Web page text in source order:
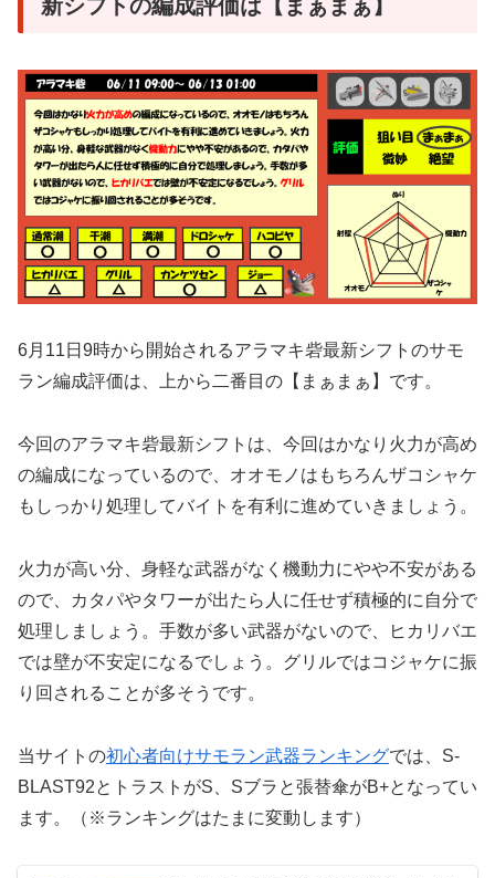
新シフトの編成評価は【まぁまぁ】
6月11日9時から開始されるアラマキ砦最新シフトのサモ
ラン編成評価は、上から二番目の【まぁまぁ】です。
今回のアラマキ砦最新シフトは、今回はかなり火力が高め
の編成になっているので、オオモノはもちろんザコシャケ
もしっかり処理してバイトを有利に進めていきましょう。
火力が高い分、身軽な武器がなく機動力にやや不安がある
ので、カタパやタワーが出たら人に任せず積極的に自分で
処理しましょう。手数が多い武器がないので、ヒカリバエ
では壁が不安定になるでしょう。グリルではコジャケに振
り回されることが多そうです。
当サイトの初心者向けサモラン武器ランキングでは、S-
BLAST92とトラストがS、Sブラと張替傘がB+となってい
ます。（※ランキングはたまに変動します）